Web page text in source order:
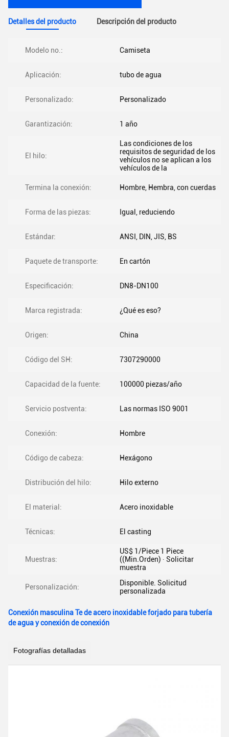
Detalles del producto Descripción del producto
Modelo no.: Camiseta
Aplicación: tubo de agua
Personalizado: Personalizado
Garantización: 1 año
El hilo:
Las condiciones de los
requisitos de seguridad de los
vehículos no se aplican a los
vehículos de la
Termina la conexión: Hombre, Hembra, con cuerdas
Forma de las piezas: Igual, reduciendo
Estándar: ANSI, DIN, JIS, BS
Paquete de transporte: En cartón
Especificación: DN8-DN100
Marca registrada: ¿Qué es eso?
Origen: China
Código del SH: 7307290000
Capacidad de la fuente: 100000 piezas/año
Servicio postventa: Las normas ISO 9001
Conexión: Hombre
Código de cabeza: Hexágono
Distribución del hilo: Hilo externo
El material: Acero inoxidable
Técnicas: El casting
Muestras:
US$ 1/Piece 1 Piece
((Min.Orden) ∙ Solicitar
muestra
Personalización:
Disponible. Solicitud
personalizada
Conexión masculina Te de acero inoxidable forjado para tubería
de agua y conexión de conexión
Fotografías detalladas